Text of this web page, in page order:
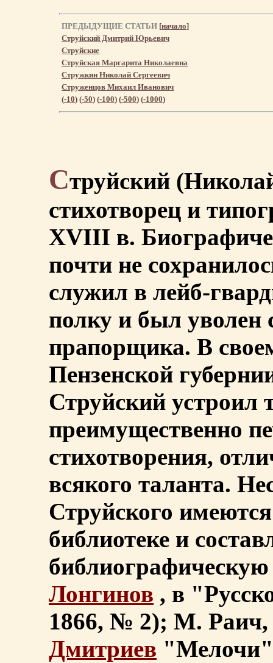
ПРЕДЫДУЩИЕ СТАТЬИ [начало]
Струйский Дмитрий Юрьевич
Струйские
Струйская Маргарита Николаевна
Стружкин Николай Сергеевич
Струженцов Михаил Иванович
(-10) (-50) (-100) (-500) (-1000)
Струйский
стихотворец и
XVIII в.
почти не
служил в лейб-
полку и был уволен
прапорщика. В
Пензенской
Струйский устроил
преимущественно
стихотворения,
всякого таланта.
Струйского
библиотеке и
Лонгинов , в
1866, № 2); М.
Дмитриев